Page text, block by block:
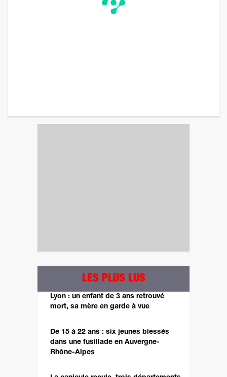
LES PLUS LUS
Lyon : un enfant de 3 ans retrouvé
mort, sa mère en garde à vue
De 15 à 22 ans : six jeunes blessés
dans une fusillade en Auvergne-
Rhône-Alpes